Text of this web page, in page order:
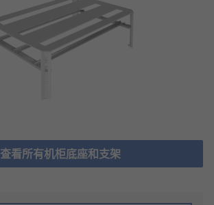
查看所有机柜底座和支架